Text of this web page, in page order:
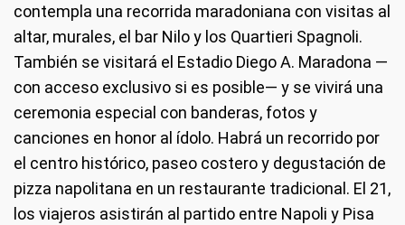
contempla una recorrida maradoniana con visitas al
altar, murales, el bar Nilo y los Quartieri Spagnoli.
También se visitará el Estadio Diego A. Maradona —
con acceso exclusivo si es posible— y se vivirá una
ceremonia especial con banderas, fotos y
canciones en honor al ídolo. Habrá un recorrido por
el centro histórico, paseo costero y degustación de
pizza napolitana en un restaurante tradicional. El 21,
los viajeros asistirán al partido entre Napoli y Pisa